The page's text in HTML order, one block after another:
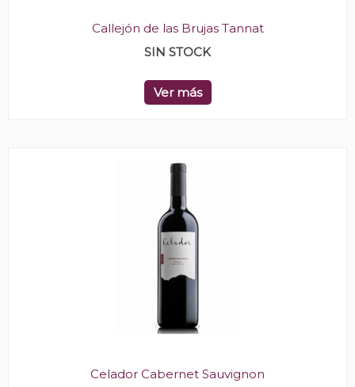
Callejón de las Brujas Tannat
SIN STOCK
Ver más
Celador Cabernet Sauvignon